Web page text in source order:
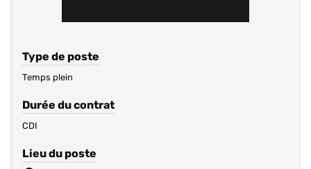
Type de poste
Temps plein
Durée du contrat
CDI
Lieu du poste